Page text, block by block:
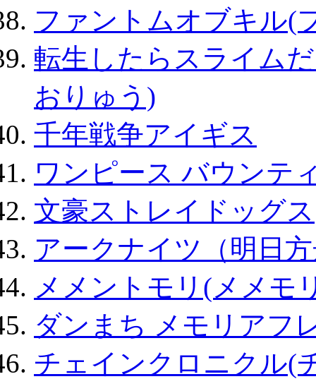
ファントムオブキル(
転生したらスライム
おりゅう)
千年戦争アイギス
ワンピース バウンテ
文豪ストレイドッグス
アークナイツ（明日
メメントモリ(メメモ
ダンまち メモリアフ
チェインクロニクル(